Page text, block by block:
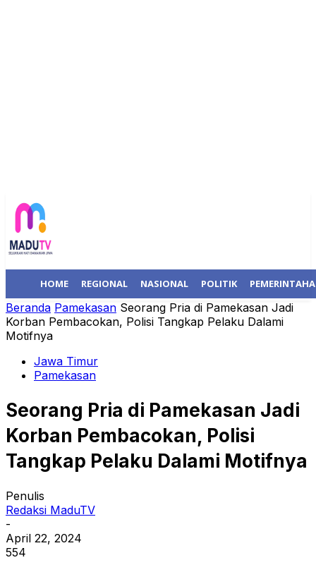
HOME REGIONAL NASIONAL POLITIK
Beranda Pamekasan Seorang Pria di Pamekasan Jadi
Korban Pembacokan, Polisi Tangkap Pelaku Dalami
Motifnya
Jawa Timur
Pamekasan
Seorang Pria di Pamekasan Jadi
Korban Pembacokan, Polisi
Tangkap Pelaku Dalami Motifnya
Penulis
Redaksi MaduTV
-
April 22, 2024
554